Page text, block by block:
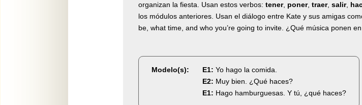
organizan la fiesta. Usan estos verbos: tener, poner, traer, salir,
los módulos anteriores. Usan el diálogo entre Kate y sus amigas
be, what time, and who you’re going to invite. ¿Qué música ponen
Modelo(s): E1: Yo hago la comida.
E2: Muy bien. ¿Qué haces?
E1: Hago hamburguesas. Y tú, ¿qué haces?